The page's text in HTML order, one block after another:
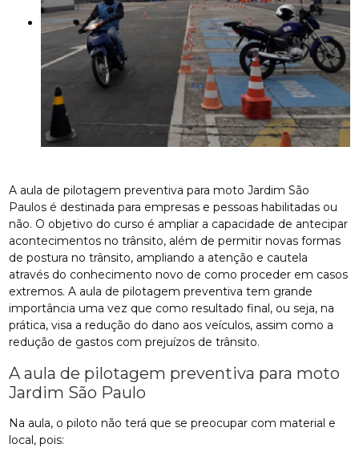
A aula de pilotagem preventiva para moto Jardim São
Paulos é destinada para empresas e pessoas habilitadas ou
não. O objetivo do curso é ampliar a capacidade de antecipar
acontecimentos no trânsito, além de permitir novas formas
de postura no trânsito, ampliando a atenção e cautela
através do conhecimento novo de como proceder em casos
extremos. A aula de pilotagem preventiva tem grande
importância uma vez que como resultado final, ou seja, na
prática, visa a redução do dano aos veículos, assim como a
redução de gastos com prejuízos de trânsito.
A aula de pilotagem preventiva para moto
Jardim São Paulo
Na aula, o piloto não terá que se preocupar com material e
local, pois: